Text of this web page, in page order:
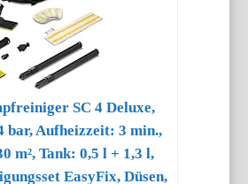
SC 4 Deluxe,
bar, Aufheizzeit: 3 min.,
m², Tank: 0,5 l + 1,3 l,
EasyFix, Düsen,